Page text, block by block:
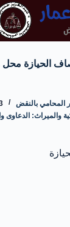
الحيازة
المحامي بالنقض
13
والميراث: الدعاوى